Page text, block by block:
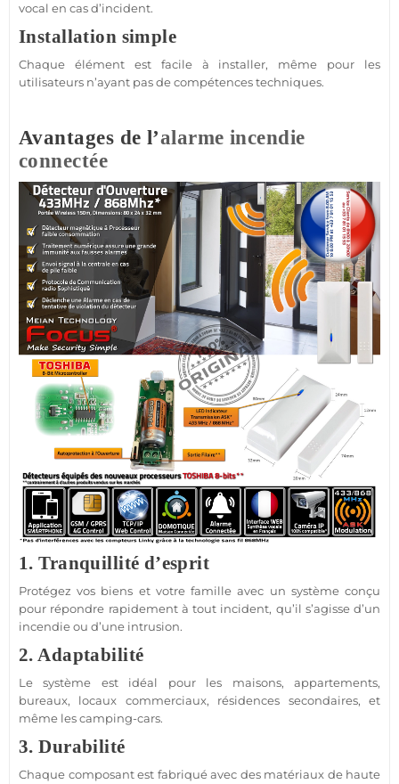
vocal en cas d’incident.
Installation simple
Chaque élément est facile à installer, même pour les
utilisateurs n’ayant pas de compétences techniques.
Avantages de l’alarme incendie
connectée
1. Tranquillité d’esprit
Protégez vos biens et votre famille avec un systèmeconçu
pour répondre rapidement à tout incident, qu’il s’agisse d’un
incendie ou d’une intrusion.
2. Adaptabilité
Lesystème est idéal pour les maisons,appartements,
bureaux, locaux commerciaux, résidences secondaires, et
même les camping-cars.
3. Durabilité
Chaque composant est fabriqué avec des matériaux de haute